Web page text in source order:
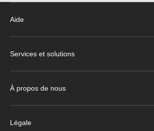
Aide
Services et solutions
À propos de nous
Légale